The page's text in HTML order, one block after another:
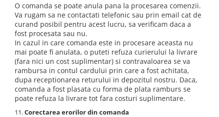
O comanda se poate anula pana la procesarea comenzii.
Va rugam sa ne contactati telefonic sau prin email cat de
curand posibil pentru acest lucru, sa verificam daca a
fost procesata sau nu.
In cazul in care comanda este in procesare aceasta nu
mai poate fi anulata, o puteti refuza curierului la livrare
(fara nici un cost suplimentar) si contravaloarea se va
rambursa in contul cardului prin care a fost achitata,
dupa receptionarea returului in depozitul nostru. Daca,
comanda a fost plasata cu forma de plata ramburs se
poate refuza la livrare tot fara costuri suplimentare.
Corectarea erorilor din comanda